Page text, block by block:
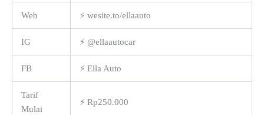
Web ⚡ wesite.to/ellaauto
IG ⚡ @ellaautocar
FB ⚡ Ella Auto
Tarif
Mulai
⚡ Rp250.000